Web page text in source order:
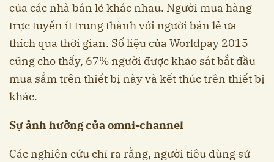
của các nhà bán lẻ khác nhau. Người mua hàng
trực tuyến ít trung thành với người bán lẻ ưa
thích qua thời gian. Số liệu của Worldpay 2015
cũng cho thấy, 67% người được khảo sát bắt đầu
mua sắm trên thiết bị này và kết thúc trên thiết bị
khác.
Sựảnh hưởng của omni-channel
Các nghiên cứu chỉ ra rằng, người tiêu dùng sử